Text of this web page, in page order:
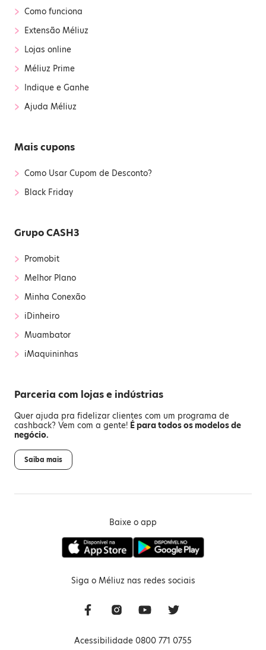
› Como funciona
› Extensão Méliuz
› Lojas online
› Méliuz Prime
› Indique e Ganhe
› Ajuda Méliuz
Mais cupons
› Como Usar Cupom de Desconto?
› Black Friday
Grupo CASH3
› Promobit
› Melhor Plano
› Minha Conexão
› iDinheiro
› Muambator
› iMaquininhas
Parceria com lojas e indústrias
Quer ajuda pra fidelizar clientes com um programa de
cashback? Vem com a gente! É para todos os modelos de
negócio.
Saiba mais
Baixe o app
Siga o Méliuz nas redes sociais
Acessibilidade 0800 771 0755